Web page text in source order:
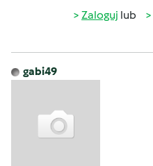
Zaloguj lub
gabi49